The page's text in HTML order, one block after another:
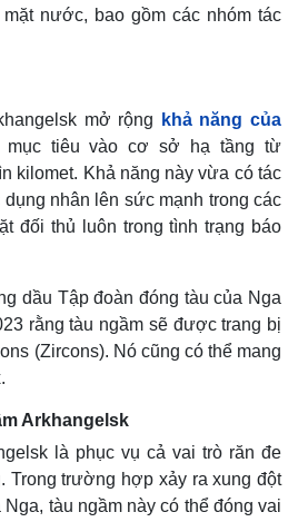
Multimedia
Video
Ảnh
E-Magazine
nước, bao gồm các nhóm tác
mở rộng
khả năng của
mục tiêu vào cơ sở hạ tầng từ
kilomet. Khả năng này vừa có tác
nhân lên sức mạnh trong các
đối thủ luôn trong tình trạng báo
dầu Tập đoàn đóng tàu của Nga
rằng tàu ngầm sẽ được trang bị
(Zircons). Nó cũng có thể mang
Arkhangelsk
là phục vụ cả vai trò răn đe
Trong trường hợp xảy ra xung đột
tàu ngầm này có thể đóng vai